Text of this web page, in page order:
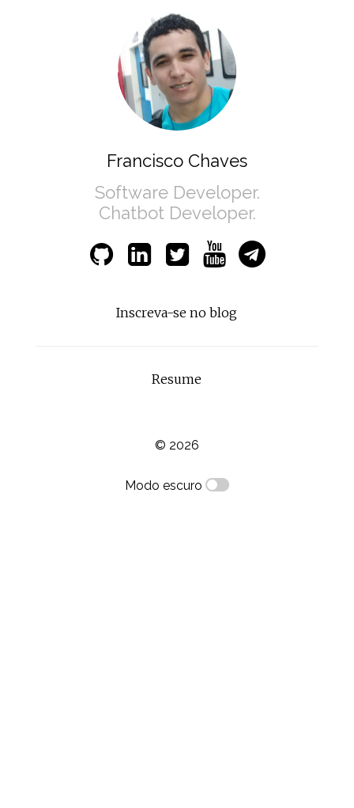
Francisco Chaves
Software Developer.
Chatbot Developer.
Inscreva-se no blog
Resume
© 2026
Modo escuro